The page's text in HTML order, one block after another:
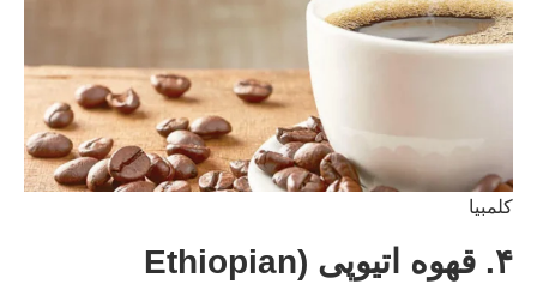
کلمبیا
۴. قهوه اتیوپی (Ethiopian